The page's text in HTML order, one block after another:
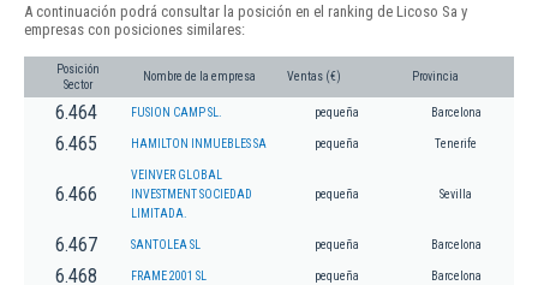
A continuación podrá consultar la posición en el ranking de Licoso Sa y
empresas con posiciones similares:
Posición
Sector
Nombre de la empresa Ventas (€) Provincia
6.464 FUSION CAMP SL. pequeña Barcelona
6.465 HAMILTON INMUEBLES SA pequeña Tenerife
6.466
VEINVER GLOBAL
INVESTMENT SOCIEDAD
LIMITADA.
pequeña Sevilla
6.467 SANTOLEA SL pequeña Barcelona
6.468 FRAME 2001 SL pequeña Barcelona